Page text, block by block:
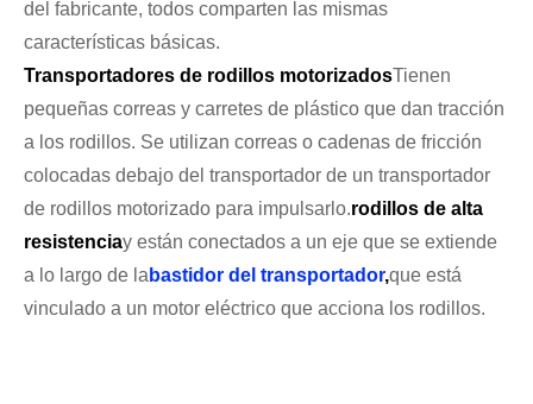
del fabricante, todos comparten las mismas
características básicas.
Transportadores de rodillos motorizadosTienen
pequeñas correas y carretes de plástico que dan tracción
a los rodillos. Se utilizan correas o cadenas de fricción
colocadas debajo del transportador de un transportador
de rodillos motorizado para impulsarlo.rodillos de alta
resistenciay están conectados a un eje que se extiende
a lo largo de la bastidor del transportador,que está
vinculado a un motor eléctrico que acciona los rodillos.